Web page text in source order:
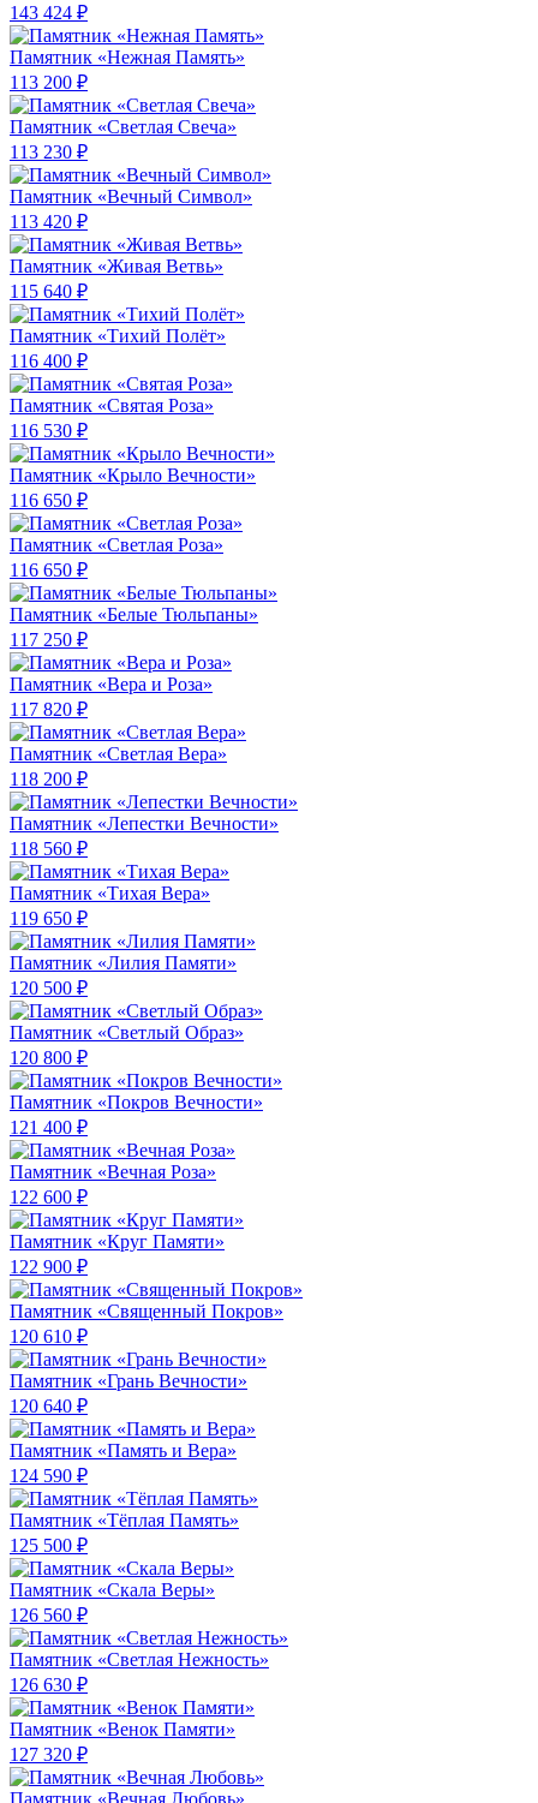
143 424 ₽
Памятник «Нежная Память»
113 200 ₽
Памятник «Светлая Свеча»
113 230 ₽
Памятник «Вечный Символ»
113 420 ₽
Памятник «Живая Ветвь»
115 640 ₽
Памятник «Тихий Полёт»
116 400 ₽
Памятник «Святая Роза»
116 530 ₽
Памятник «Крыло Вечности»
116 650 ₽
Памятник «Светлая Роза»
116 650 ₽
Памятник «Белые Тюльпаны»
117 250 ₽
Памятник «Вера и Роза»
117 820 ₽
Памятник «Светлая Вера»
118 200 ₽
Памятник «Лепестки Вечности»
118 560 ₽
Памятник «Тихая Вера»
119 650 ₽
Памятник «Лилия Памяти»
120 500 ₽
Памятник «Светлый Образ»
120 800 ₽
Памятник «Покров Вечности»
121 400 ₽
Памятник «Вечная Роза»
122 600 ₽
Памятник «Круг Памяти»
122 900 ₽
Памятник «Священный Покров»
120 610 ₽
Памятник «Грань Вечности»
120 640 ₽
Памятник «Память и Вера»
124 590 ₽
Памятник «Тёплая Память»
125 500 ₽
Памятник «Скала Веры»
126 560 ₽
Памятник «Светлая Нежность»
126 630 ₽
Памятник «Венок Памяти»
127 320 ₽